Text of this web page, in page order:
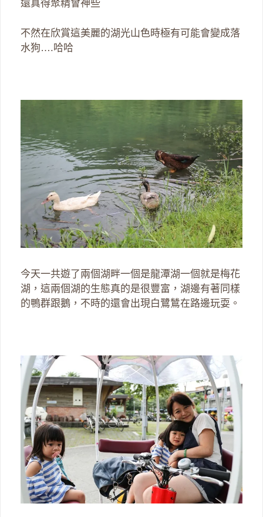
還真得聚精會神些
不然在欣賞這美麗的湖光山色時極有可能會變成落
水狗….哈哈
今天一共遊了兩個湖畔一個是龍潭湖一個就是梅花
湖，這兩個湖的生態真的是很豐富，湖邊有著同樣
的鴨群跟鵝，不時的還會出現白鷺鷥在路邊玩耍。